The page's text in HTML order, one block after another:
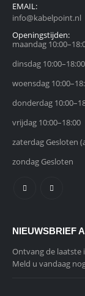
EMAIL:
info@kabelpoint.nl
Openingstijden:
maandag
dinsdag 10:00–18:00
woensdag
donderdag
vrijdag 10:00–18:00
zaterdag Gesloten
zondag Gesloten
NIEUWSBRIEF
Ontvang de laatste
Meld u vandaag